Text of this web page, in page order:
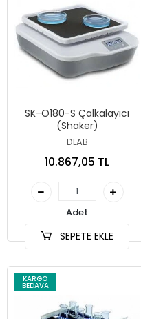
SK-O180-S Çalkalayıcı
(Shaker)
DLAB
10.867,05 TL
Adet
SEPETE EKLE
KARGO
BEDAVA